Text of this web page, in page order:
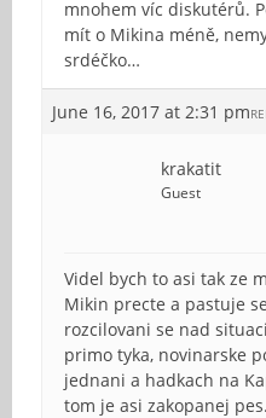
mnohem víc diskutérů.
mít o Mikina méně,
srdéčko…
June 16, 2017 at 2:31 pm
krakatit
Guest
Videl bych to asi tak ze
Mikin precte a pastuje
rozcilovani se nad
primo tyka, novinarske
jednani a hadkach na
tom je asi zakopanej pes.